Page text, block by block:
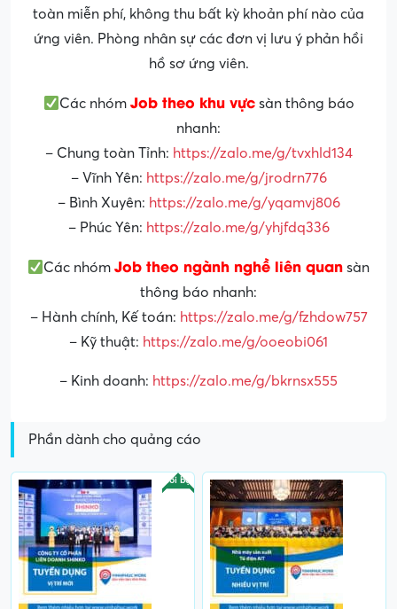
toàn miễn phí, không thu bất kỳ khoản phí nào của
ứng viên. Phòng nhân sự các đơn vị lưu ý phản hồi
hồ sơ ứng viên.
Các nhóm Job theo khu vựcsàn thông báo
nhanh:
– Chung toàn Tỉnh: https://zalo.me/g/tvxhld134
– Vĩnh Yên: https://zalo.me/g/jrodrn776
– Bình Xuyên: https://zalo.me/g/yqamvj806
– Phúc Yên: https://zalo.me/g/yhjfdq336
Các nhómJob theo ngành nghề liên quan sàn
thông báo nhanh:
– Hành chính, Kế toán: https://zalo.me/g/fzhdow757
– Kỹ thuật: https://zalo.me/g/ooeobi061
– Kinh doanh: https://zalo.me/g/bkrnsx555
Phần dành cho quảng cáo
Nổi bật